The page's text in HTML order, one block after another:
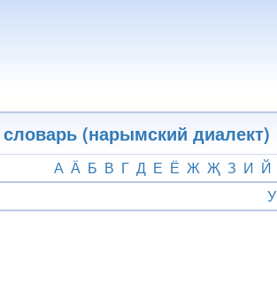
(нарымский диалект)
А Ӓ Б В Г Д Е Ё Ж Җ З И Й
У